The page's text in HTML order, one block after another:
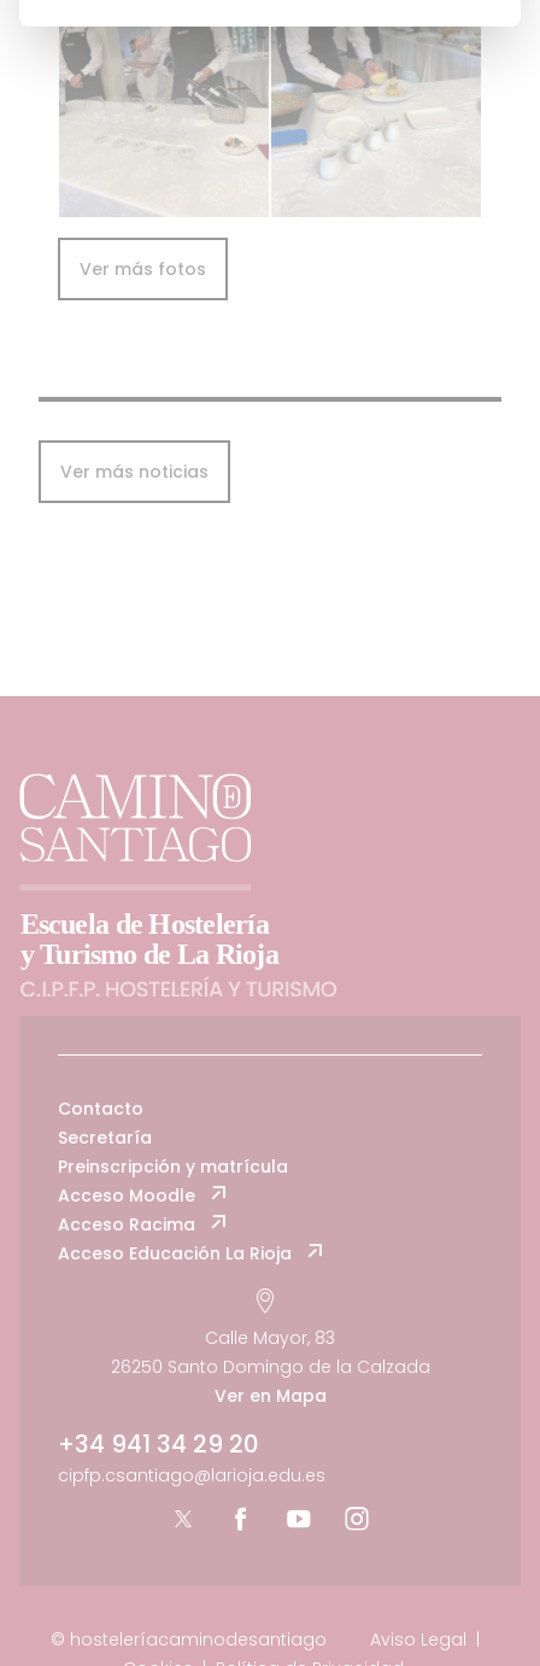
Ver más fotos
Ver más noticias
Contacto
Secretaría
Preinscripción y matrícula
Acceso Moodle
Acceso Racima
Acceso Educación La Rioja
Calle Mayor, 83
26250 Santo Domingo de la Calzada
Ver en Mapa
+34 941 34 29 20
cipfp.csantiago@larioja.edu.es
© hosteleríacaminodesantiago Aviso Legal